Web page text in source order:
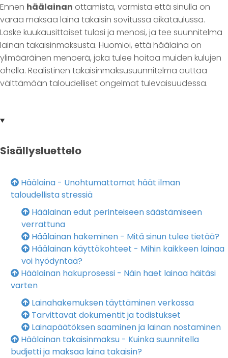
Ennen häälainan ottamista, varmista että sinulla on
varaa maksaa laina takaisin sovitussa aikataulussa.
Laske kuukausittaiset tulosi ja menosi, ja tee suunnitelma
lainan takaisinmaksusta. Huomioi, että häälaina on
ylimääräinen menoerä, joka tulee hoitaa muiden kulujen
ohella. Realistinen takaisinmaksusuunnitelma auttaa
välttämään taloudelliset ongelmat tulevaisuudessa.
Sisällysluettelo
Häälaina - Unohtumattomat häät ilman
taloudellista stressiä
Häälainan edut perinteiseen säästämiseen
verrattuna
Häälainan hakeminen - Mitä sinun tulee tietää?
Häälainan käyttökohteet - Mihin kaikkeen lainaa
voi hyödyntää?
Häälainan hakuprosessi - Näin haet lainaa häitäsi
varten
Lainahakemuksen täyttäminen verkossa
Tarvittavat dokumentit ja todistukset
Lainapäätöksen saaminen ja lainan nostaminen
Häälainan takaisinmaksu - Kuinka suunnitella
budjetti ja maksaa laina takaisin?